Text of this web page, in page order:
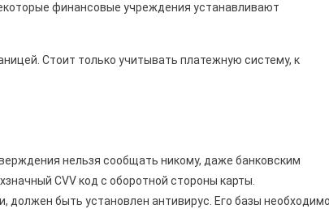
финансовые учреждения устанавливают
Стоит только учитывать платежную систему, к
нельзя сообщать никому, даже банковским
CVV код с оборотной стороны карты.
должен быть установлен антивирус. Его базы